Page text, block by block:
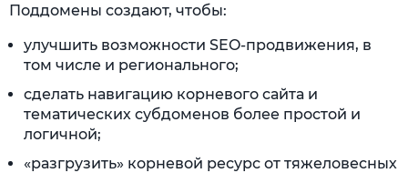
Поддомены создают, чтобы:
улучшить возможности SEO-продвижения, в
том числе и регионального;
сделать навигацию корневого сайта и
тематических субдоменов более простой и
логичной;
«разгрузить» корневой ресурс от тяжеловесных